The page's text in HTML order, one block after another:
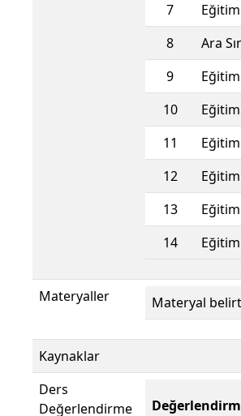
7
Eğitim
8
Ara
9
Eğitim
10
Eğitim
11
Eğitim
12
Eğitim
13
Eğitim
14
Eğitim
Materyaller Materyal
Kaynaklar
Ders
Değerlendirme